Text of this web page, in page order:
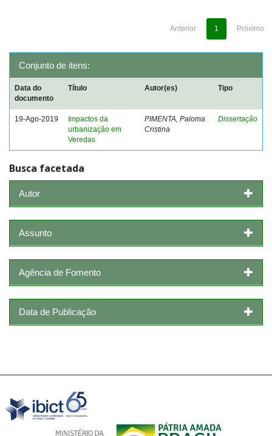
Anterior 1 Próximo
Conjunto de itens:
Data do
documento
Título Autor(es) Tipo
19-Ago-2019
Impactos da
urbanização em
Veredas
PIMENTA, Paloma
Cristina
Dissertação
Busca facetada
Autor
Assunto
Agência de Fomento
Data de Publicação